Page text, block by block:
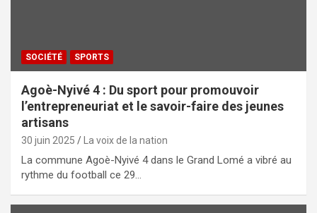
SOCIÉTÉ SPORTS
Agoè-Nyivé 4 : Du sport pour promouvoir
l’entrepreneuriat et le savoir-faire des jeunes
artisans
30 juin 2025 La voix de la nation
La commune Agoè-Nyivé 4 dans le Grand Lomé a vibré au
rythme du football ce 29…